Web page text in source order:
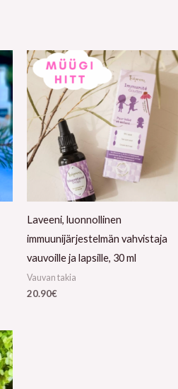
Laveeni, luonnollinen
immuunijärjestelmän vahvistaja
vauvoille ja lapsille, 30 ml
Vauvan takia
20.90€